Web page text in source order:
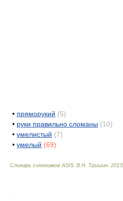
• пряморукий (5)
• руки правильно сломаны (10)
• умелистый (7)
• умелый (69)
Словарь синонимов ASIS. В.Н. Тришин 2013